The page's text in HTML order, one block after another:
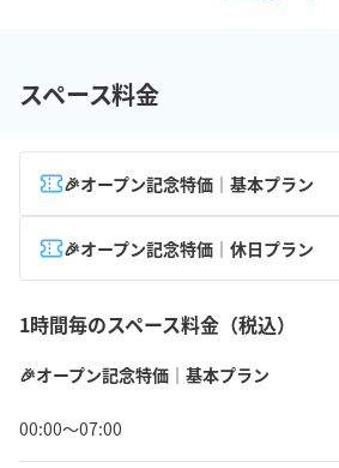
スペース料金
🎉オープン記念特価｜基本プラン
🎉オープン記念特価｜休日プラン
1時間毎のスペース料金（税込）
🎉オープン記念特価｜基本プラン
00:00〜07:00